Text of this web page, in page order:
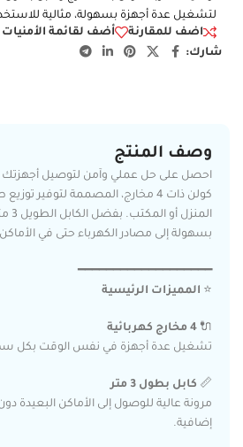
لتشغيل عدة أجهزة بسهولة، مثالية
اضف للمقارنة
أضف لقائمة الأمنيات
شارك:
وصف المنتج
احصل على حل عملي وآمن لتوصيل أجهزتك
كولن ذات 4 مخارج، المصممة لتوفير
بسهولة إلى مصادر الكهرباء حتى في
━━━━━━━━━━━━━━━━━━━
⭐ المميزات الرئيسية
🔌 4 مخارج كهربائية
تشغيل عدة أجهزة في نفس الوقت بكل
📏 كابل بطول 3 متر
مرونة عالية للوصول إلى الأماكن البعيدة
إضافية.